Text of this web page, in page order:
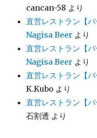
cancan-58 より
直営レストラン【
Nagisa Beer より
直営レストラン【
Nagisa Beer より
直営レストラン【
K.Kubo より
直営レストラン【
石割透 より